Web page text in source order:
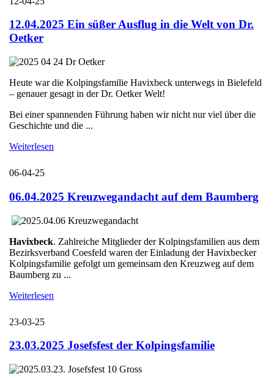
12.04.2025 Ein süßer Ausflug in die Welt von Dr.
Oetker
Heute war die Kolpingsfamilie Havixbeck unterwegs in Bielefeld
– genauer gesagt in der Dr. Oetker Welt!
Bei einer spannenden Führung haben wir nicht nur viel über die
Geschichte und die ...
Weiterlesen
06-04-25
06.04.2025 Kreuzwegandacht auf dem Baumberg
Havixbeck. Zahlreiche Mitglieder der Kolpingsfamilien aus dem
Bezirksverband Coesfeld waren der Einladung der Havixbecker
Kolpingsfamilie gefolgt um gemeinsam den Kreuzweg auf dem
Baumberg zu ...
Weiterlesen
23-03-25
23.03.2025 Josefsfest der Kolpingsfamilie